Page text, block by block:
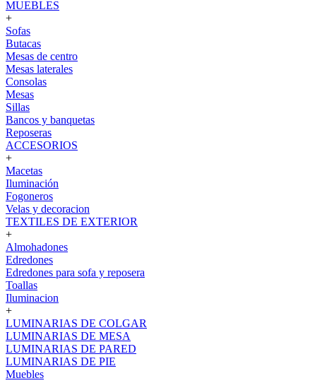
MUEBLES
+
Sofas
Butacas
Mesas de centro
Mesas laterales
Consolas
Mesas
Sillas
Bancos y banquetas
Reposeras
ACCESORIOS
+
Macetas
Iluminación
Fogoneros
Velas y decoracion
TEXTILES DE EXTERIOR
+
Almohadones
Edredones
Edredones para sofa y reposera
Toallas
Iluminacion
+
LUMINARIAS DE COLGAR
LUMINARIAS DE MESA
LUMINARIAS DE PARED
LUMINARIAS DE PIE
Muebles